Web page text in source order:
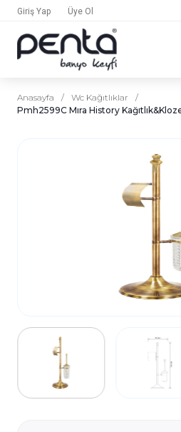
Giriş Yap Üye Ol
Anasayfa / Wc Kağıtlıklar
/
Pmh2599C Mıra History